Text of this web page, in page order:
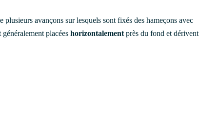
plusieurs avançons sur lesquels sont fixés des hameçons avec
généralement placéeshorizontalement près du fond et dérivent